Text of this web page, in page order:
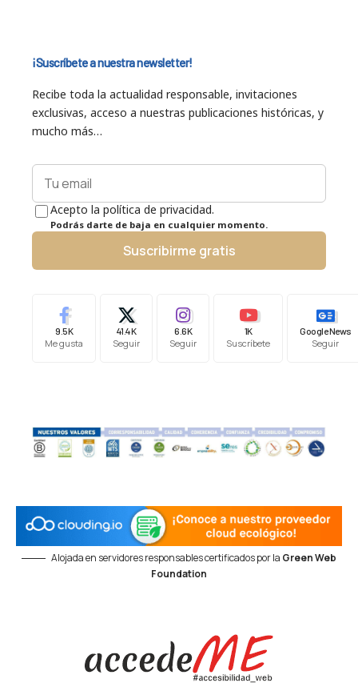
¡Suscríbete a nuestra newsletter!
Recibe toda la actualidad responsable, invitaciones
exclusivas, acceso a nuestras publicaciones históricas, y
mucho más…
Acepto la política de privacidad.
Podrás darte de baja en cualquier momento.
Suscribirme gratis
9.5K
Me gusta
41.4K
Seguir
6.6K
Seguir
1K
Suscríbete
Google News
Seguir
Alojada en servidores responsables certificados por la Green Web
Foundation